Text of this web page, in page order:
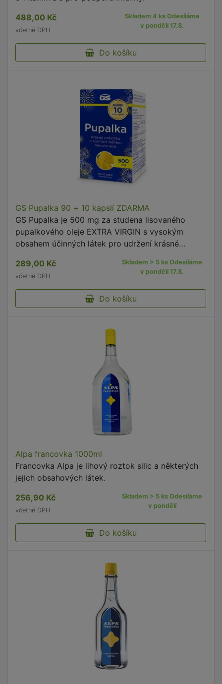
488,00 Kč
včetně DPH
Skladem 4 ks Odesíláme
v pondělí 17.8.
Do košíku
GS Pupalka 90 + 10 kapslí ZDARMA
GS Pupalka je 500 mg za studena lisovaného
pupalkového oleje EXTRA VIRGIN s vysokým
obsahem účinných látek pro udržení krásné
menstruace a před menstruací.
289,00 Kč
včetně DPH
Skladem > 5 ks Odesíláme
v pondělí 17.8.
Do košíku
Alpa francovka 1000ml
Francovka Alpa je lihový roztok silic a některých
jejich obsahových látek.
256,90 Kč
včetně DPH
Skladem > 5 ks Odesíláme
v pondělí
Do košíku